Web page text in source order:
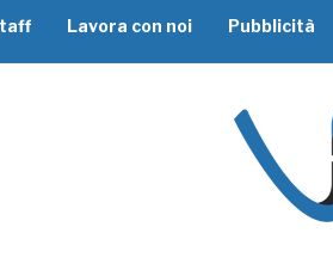
Lavora con noi Pubblicità